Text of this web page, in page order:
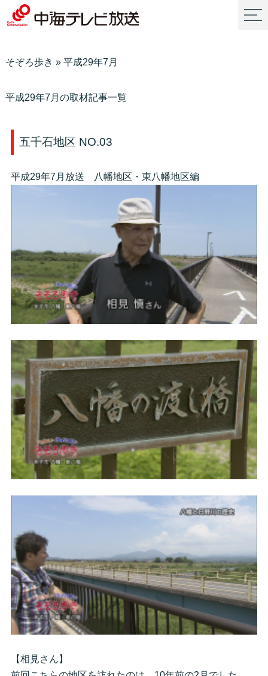
そぞろ歩き » 平成29年7月
平成29年7月の取材記事一覧
五千石地区 NO.03
平成29年7月放送 八幡地区・東八幡地区編
【相見さん】